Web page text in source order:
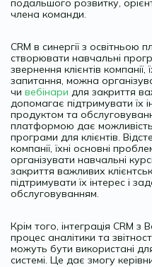
подальшого розвитку,
члена команди.
CRM в синергії з
створювати навчальні
звернення клієнтів
запитання, можна
чи вебінари для закриття
допомагає підтримувати їх
продуктом та
платформою дає
програми для клієнтів.
компанії, їхні основні
організувати навчальні
закриття важливих
підтримувати їх інтерес і
обслуговуванням.
Крім того, інтеграція CRM з
процес аналітики та
можуть бути використані
системі. Це дає змогу